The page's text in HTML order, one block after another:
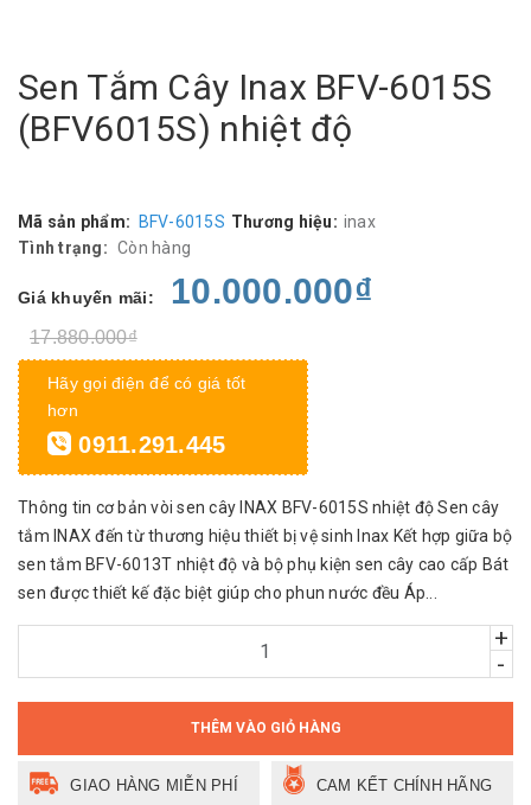
Sen Tắm Cây Inax BFV-6015S
(BFV6015S) nhiệt độ
Mã sản phẩm: BFV-6015S Thương hiệu: inax
Tình trạng: Còn hàng
Giá khuyến mãi: 10.000.000₫
17.880.000₫
Hãy gọi điện để có giá tốt
hơn
0911.291.445
Thông tin cơ bản vòi sen cây INAX BFV-6015S nhiệt độ Sen cây
tắm INAX đến từ thương hiệu thiết bị vệ sinh Inax Kết hợp giữa bộ
sen tắm BFV-6013T nhiệt độ và bộ phụ kiện sen cây cao cấp Bát
sen được thiết kế đặc biệt giúp cho phun nước đều Áp...
+
-
THÊM VÀO GIỎ HÀNG
GIAO HÀNG MIỄN PHÍ CAM KẾT CHÍNH HÃNG